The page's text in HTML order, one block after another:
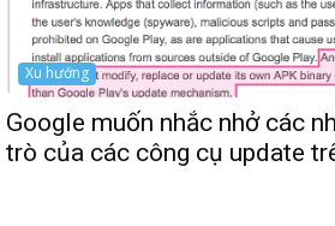
Xu hướng
Google muốn nhắc nhở các
trò của các công cụ update